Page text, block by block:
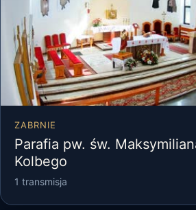
ZABRNIE
Parafia pw. św.
Kolbego
1 transmisja